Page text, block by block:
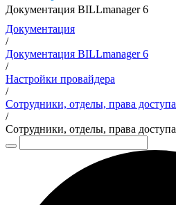
Документация BILLmanager 6
Документация
/
Документация BILLmanager 6
/
Настройки провайдера
/
Сотрудники, отделы, права доступа
/
Сотрудники, отделы, права доступа